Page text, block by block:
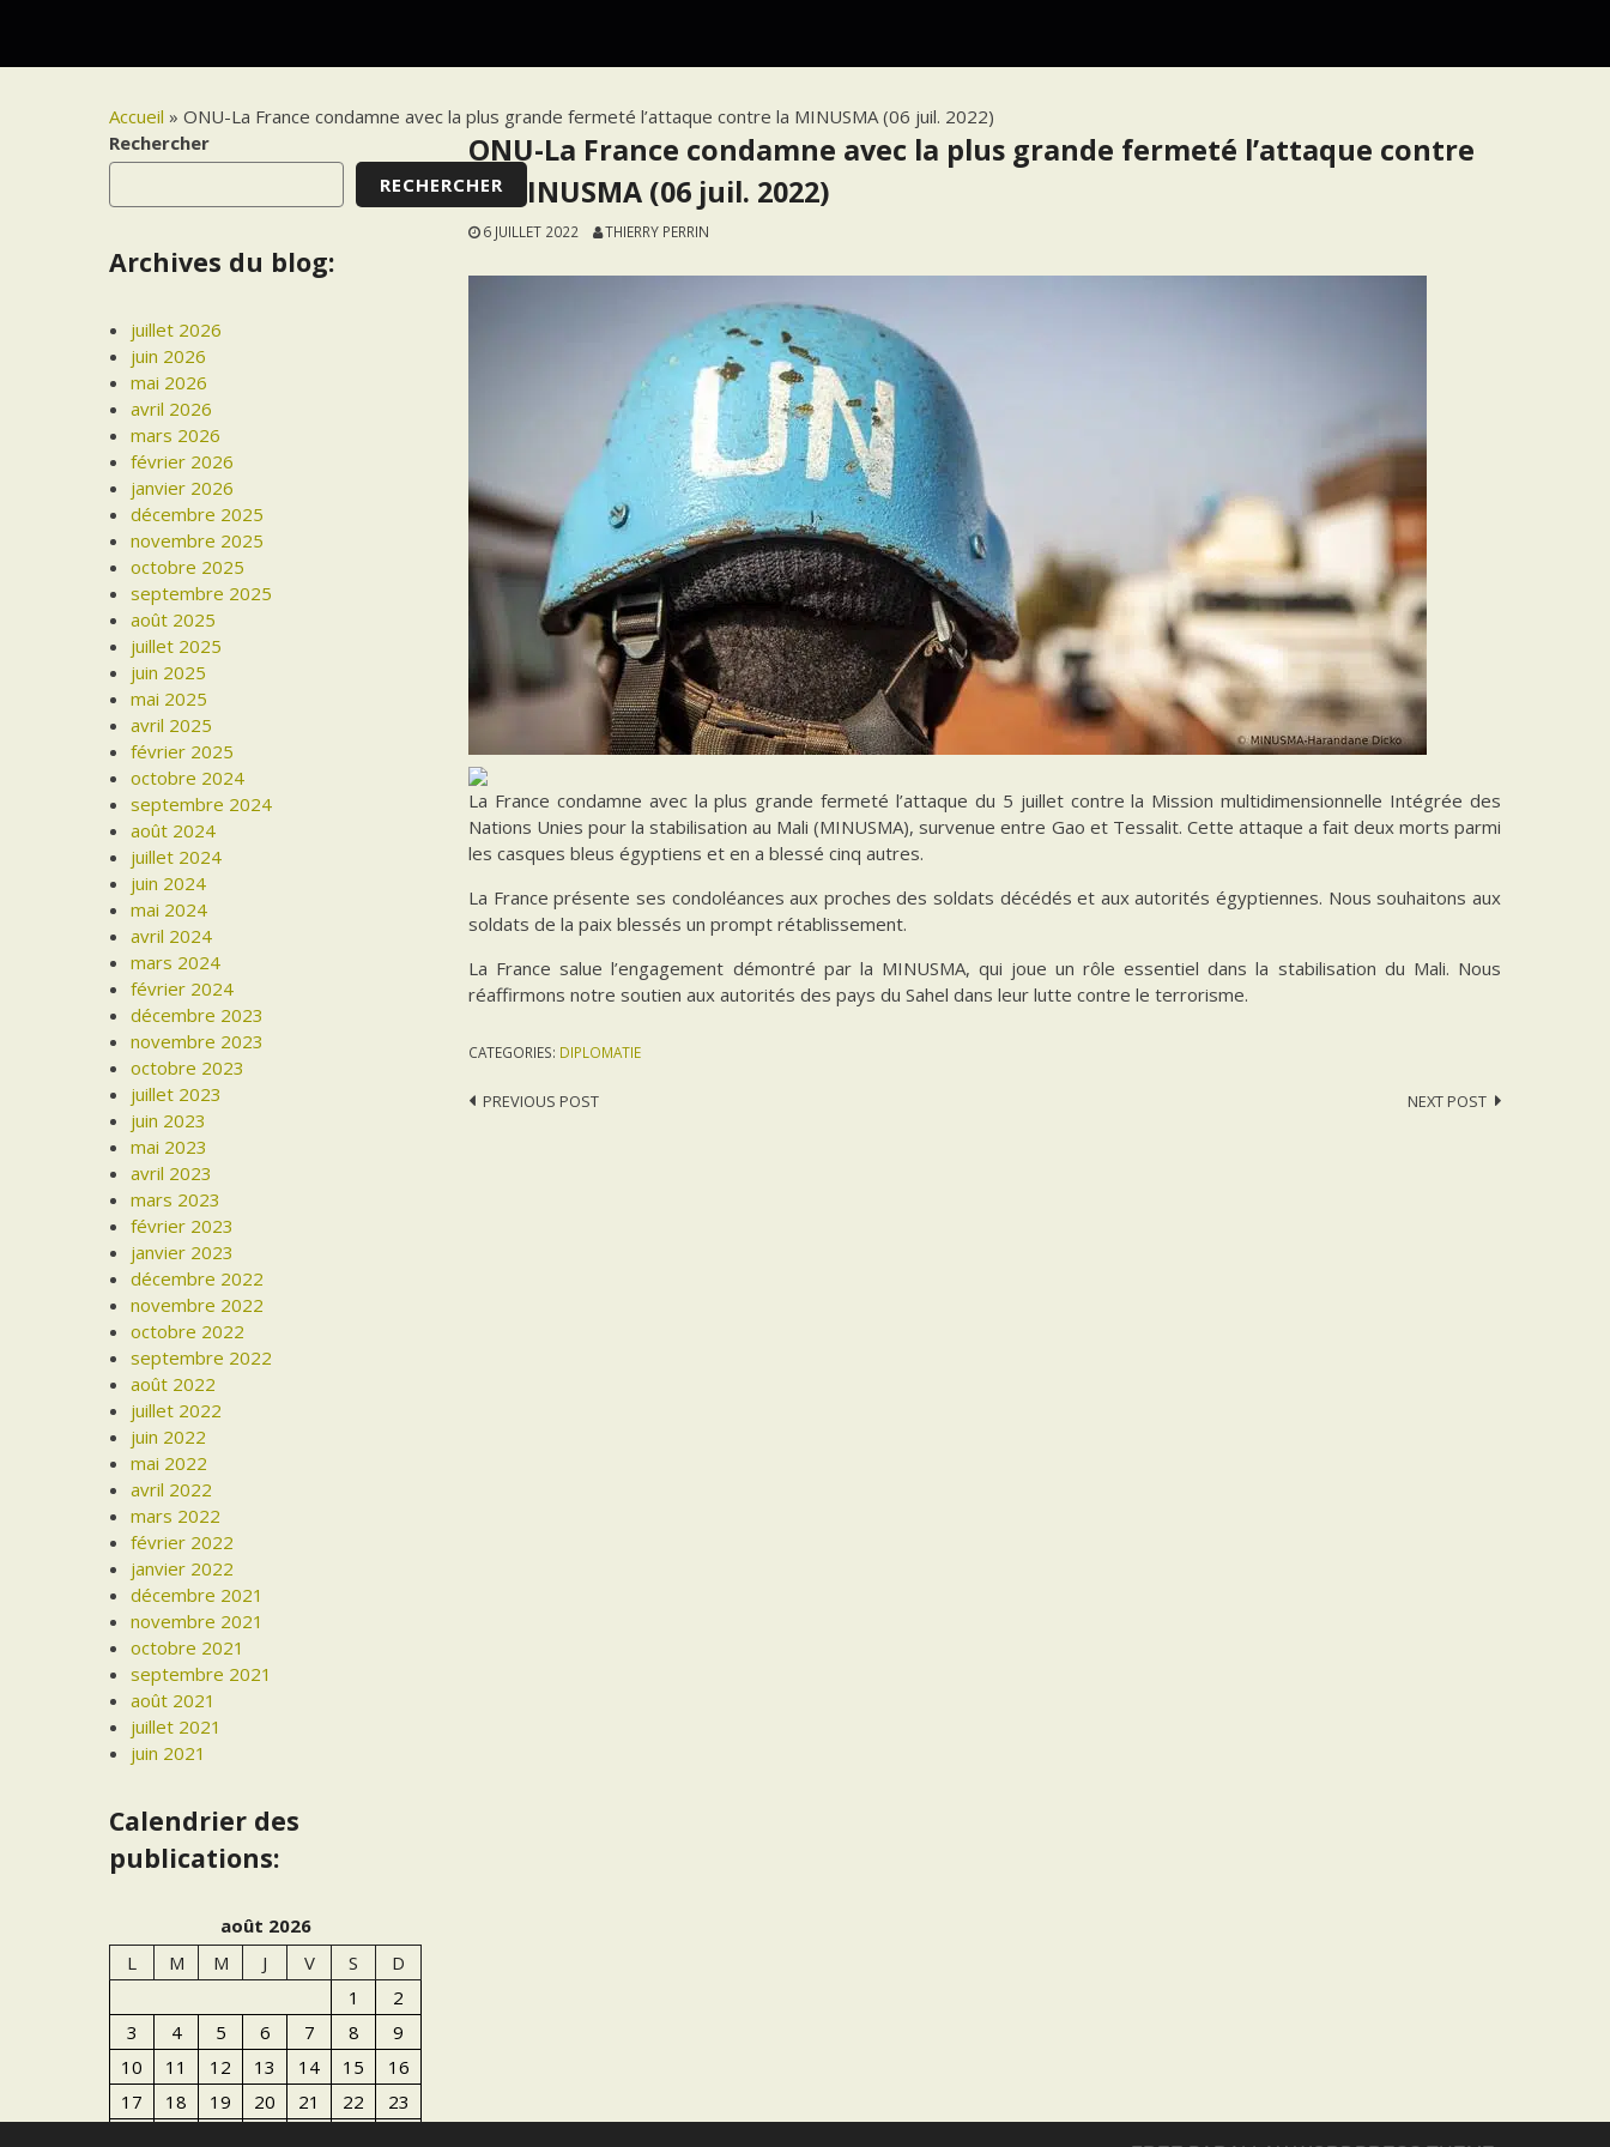
Accueil »ONU-La France condamne avec la plus grande fermeté l’attaque contre la MINUSMA (06 juil. 2022)
ONU-La France condamne avec la plus grande fermeté l’attaque contre
la MINUSMA (06 juil. 2022)
6 JUILLET 2022 THIERRY PERRIN
La France condamne avec la plus grande fermeté l’attaque du 5 juillet contre la Mission multidimensionnelle Intégrée des
Nations Unies pour la stabilisation au Mali (MINUSMA), survenue entre Gao et Tessalit. Cette attaque a fait deux morts parmi
les casques bleus égyptiens et en a blessé cinq autres.
La France présente ses condoléances aux proches des soldats décédés et aux autorités égyptiennes. Nous souhaitons aux
soldats de la paix blessés un prompt rétablissement.
La France salue l’engagement démontré par la MINUSMA, qui joue un rôle essentiel dans la stabilisation du Mali. Nous
réaffirmons notre soutien aux autorités des pays du Sahel dans leur lutte contre le terrorisme.
CATEGORIES: DIPLOMATIE
Post
PREVIOUS POST NEXT POST
Rechercher
RECHERCHER
Archives du blog:
juillet 2026
juin 2026
mai 2026
avril 2026
mars 2026
février 2026
janvier 2026
décembre 2025
novembre 2025
octobre 2025
septembre 2025
août 2025
juillet 2025
juin 2025
mai 2025
avril 2025
février 2025
octobre 2024
septembre 2024
août 2024
juillet 2024
juin 2024
mai 2024
avril 2024
mars 2024
février 2024
décembre 2023
novembre 2023
octobre 2023
juillet 2023
juin 2023
mai 2023
avril 2023
mars 2023
février 2023
janvier 2023
décembre 2022
novembre 2022
octobre 2022
septembre 2022
août 2022
juillet 2022
juin 2022
mai 2022
avril 2022
mars 2022
février 2022
janvier 2022
décembre 2021
novembre 2021
octobre 2021
septembre 2021
août 2021
juillet 2021
juin 2021
Calendrier des
publications:
août 2026
L
M M J V S
D
1
2
3
4 5 6 7 8
9
10
11 12 13 14 15
16
17
18 19 20 21 22
23